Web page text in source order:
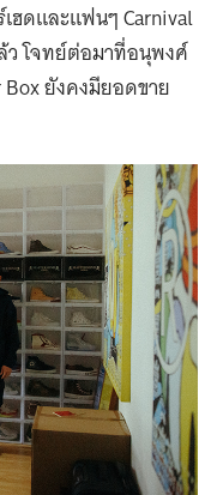
ฮดและแฟนๆ Carnival
ว โจทย์ต่อมาที่อนุพงศ์
Box ยังคงมียอดขาย